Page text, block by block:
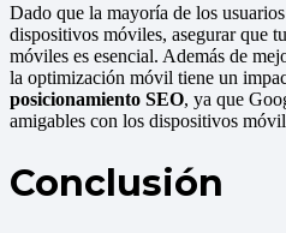
Dado que la mayoría de los
dispositivos móviles, asegurar que
móviles es esencial. Además de
la optimización móvil tiene un
posicionamiento SEO, ya que
amigables con los dispositivos
Conclusión